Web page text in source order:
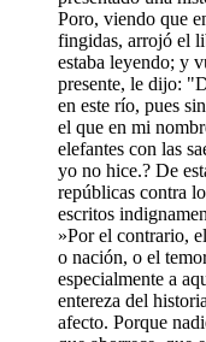
Poro, viendo que
fingidas, arrojó el
estaba leyendo; y
presente, le dijo:
en este río, pues
el que en mi
elefantes con las
yo no hice.? De
repúblicas contra
escritos
»Por el contrario,
o nación, o el
especialmente a
entereza del
afecto. Porque